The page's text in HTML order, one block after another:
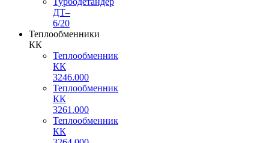
ДТ–
6/20
Теплообменники
КК
Теплообменник
КК
3246.000
Теплообменник
КК
3261.000
Теплообменник
КК